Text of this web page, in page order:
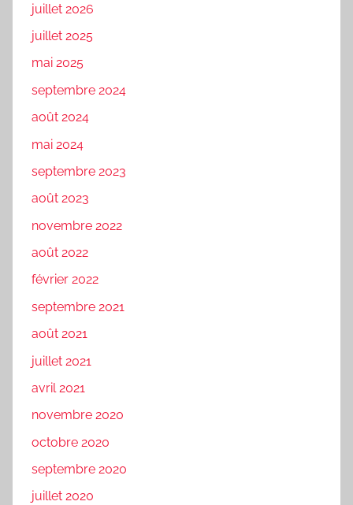
juillet 2026
juillet 2025
mai 2025
septembre 2024
août 2024
mai 2024
septembre 2023
août 2023
novembre 2022
août 2022
février 2022
septembre 2021
août 2021
juillet 2021
avril 2021
novembre 2020
octobre 2020
septembre 2020
juillet 2020